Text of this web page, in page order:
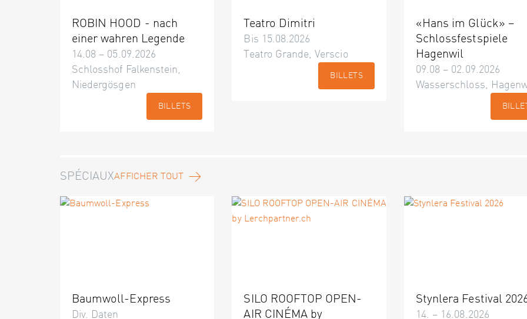
ROBIN HOOD - nach
einer wahren Legende
14.08 – 05.09.2026
Schlosshof Falkenstein,
Niedergösgen
BILLETS
Teatro Dimitri
Bis 15.08.2026
Teatro Grande, Verscio
BILLETS
«Hans im Glück» –
Schlossfestspiele
Hagenwil
09.08 – 02.09.2026
Wasserschloss,
SPÉCIAUXAFFICHER TOUT
Baumwoll-Express
Div. Daten
SILO ROOFTOP OPEN-
AIR CINÉMA by
Stynlera Festival
14. – 16.08.2026